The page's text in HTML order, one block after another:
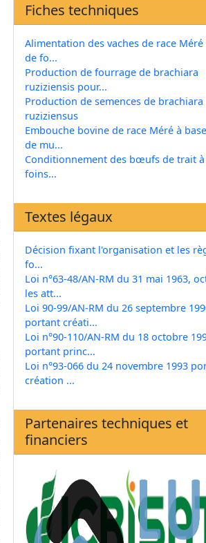
Fiches techniques
Alimentation des vaches de race Méré
de fo...
Production de fourrage de brachiara
ruziziensis pour...
Production de semences de brachiara
ruziziensus
Embouche bovine de race Méré à
de mu...
Conditionnement des bœufs de trait à
foins...
Textes légaux
Décision fixant l'organisation et les
fo...
Loi n°63-48/AN-RM du 31 mai 1963,
les att...
Loi 90-99/AN-RM du 26 septembre
portant créati...
Loi n°90-110/AN-RM du 18 octobre
portant princ...
Loi n°93-066 du 24 novembre 1993
création ...
Partenaires techniques et
financiers